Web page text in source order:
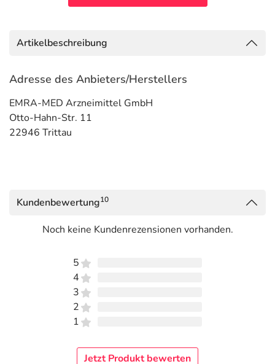
Artikelbeschreibung
Adresse des Anbieters/Herstellers
EMRA-MED Arzneimittel GmbH
Otto-Hahn-Str. 11
22946 Trittau
Kundenbewertung10
Noch keine Kundenrezensionen vorhanden.
5
4
3
2
1
Jetzt Produkt bewerten